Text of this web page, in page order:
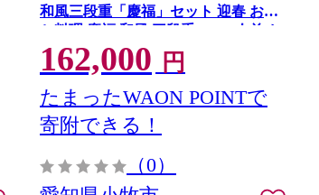
和風三段重「慶福」セット 迎春 おせ
ち料理 慶福 和風 三段重 3 ～ 4人前 お
せち 吸物椀 お椀 漆器 漆塗り 漆 工芸
品 伝統 尾州塗 食器 手作り セット 冷
蔵 全34品 正月 年末 年始 お取り寄せ
お取り寄せグルメ 愛知県 小牧市 送料
無料 ［035S15-C］
162,000 円
たまったWAON POINTで
寄附できる！
（0）